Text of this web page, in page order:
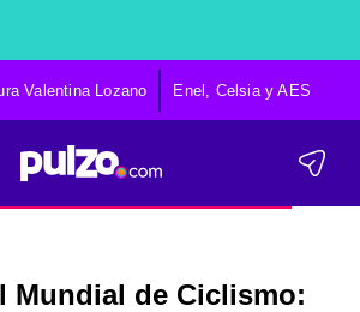
Valentina Lozano Enel, Celsia y AES
Mundial de Ciclismo: